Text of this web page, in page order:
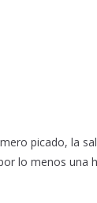
picado, la
lo menos una